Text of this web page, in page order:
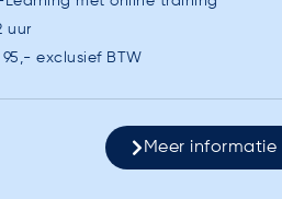
uur
95,- exclusief BTW
Meer informatie